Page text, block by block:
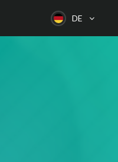
DE